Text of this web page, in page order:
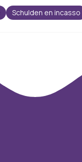
Schulden en incasso